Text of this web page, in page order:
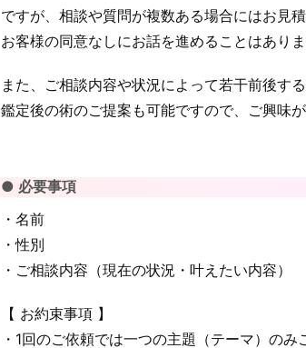
ですが、相談や質問が複数ある場合にはお見
お客様の同意なしにお話を進めることはあり
また、ご相談内容や状況によって若干前後す
鑑定後の術のご提案も可能ですので、ご興味
● 必要事項
・名前
・性別
・ご相談内容（現在の状況・叶えたい内容）
【 お約束事項 】
・1回のご依頼では一つの主題（テーマ）のみ